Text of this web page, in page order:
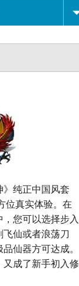
》纯正中国风套
位真实体验。在
，您可以选择步入
仙或者浪荡刀
仙器方可达成。
成了新手初入修